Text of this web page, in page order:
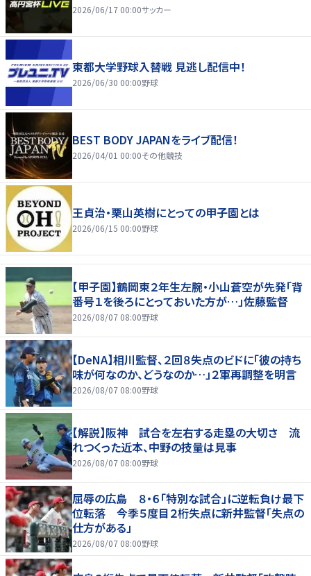
2026/06/17 00:00サッカー
東都大学野球入替戦 見逃し配信中！
2026/06/30 00:00野球
BEST BODY JAPANをライブ配信！
2026/04/01 00:00その他競技
王貞治・栗山英樹にとっての甲子園とは
2026/06/15 00:00野球
【甲子園】鶴岡東２年生左腕・小山蒼空が先発「背
番号１を後ろにとっておいた方が…」佐藤監督
2026/08/07 08:00野球
【DeNA】相川監督、２回８失点のビドに「彼の持ち
味が何なのか、どうなのか…」２軍再調整を明言
2026/08/07 08:00野球
【解説】阪神 試合を左右する走塁の大切さ 流
れつくった近本、中野の技量は見事
2026/08/07 08:00野球
屈辱の広島 ８・６「特別な試合」に逆転負け最下
位転落 今季５度目２桁失点に新井監督「失点の
仕方がある」
2026/08/07 08:00野球